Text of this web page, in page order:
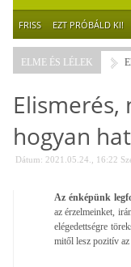
FRISS EZT PRÓBÁLD KI!
ELME ÉS LÉLEK
Elismerés,
hogyan
Dátum: 2021.05.24., 16:22
Az énképünk
az érzelmeinket,
elégedettségre
mitől lesz pozitív